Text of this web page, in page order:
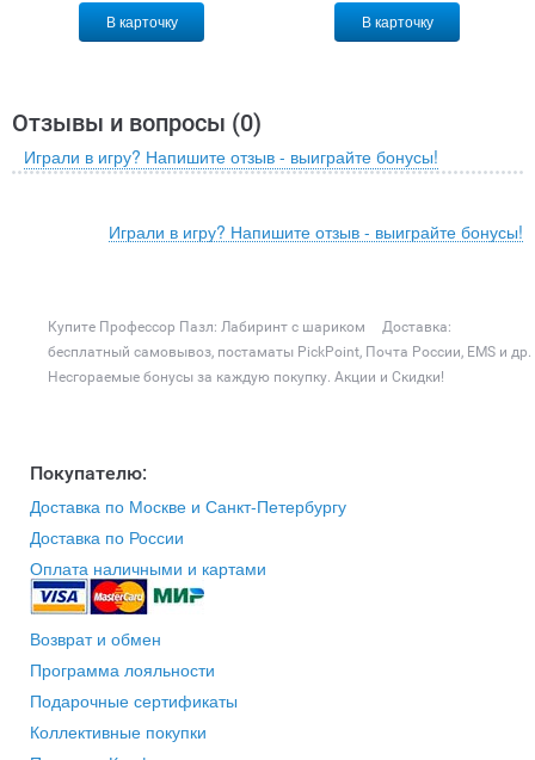
В карточку В карточку
Отзывы и вопросы (0)
Играли в игру? Напишите отзыв - выиграйте бонусы!
Играли в игру? Напишите отзыв - выиграйте бонусы!
Купите Профессор Пазл: Лабиринт с шариком
Доставка:
бесплатный самовывоз, постаматы PickPoint, Почта России, EMS и др.
Несгораемые бонусы за каждую покупку. Акции и Скидки!
Покупателю:
Доставка по Москве и Санкт-Петербургу
Доставка по России
Оплата наличными и картами
Возврат и обмен
Программа лояльности
Подарочные сертификаты
Коллективные покупки